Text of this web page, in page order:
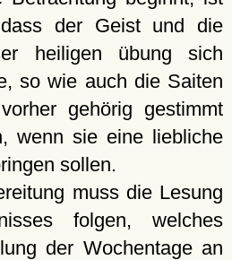
der Geist und die
heiligen übung sich
so wie auch die Saiten
gehörig gestimmt
wenn sie eine liebliche
sollen.
muss die Lesung
folgen, welches
der Wochentage an